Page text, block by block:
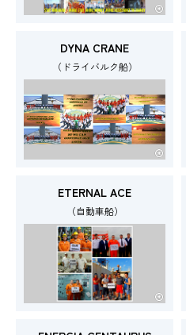
DYNA CRANE
（ドライバルク船）
ETERNAL ACE
（自動車船）